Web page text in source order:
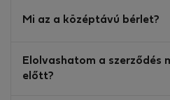
Mi az a középtávú bérlet?
Elolvashatom a szerződés
előtt?